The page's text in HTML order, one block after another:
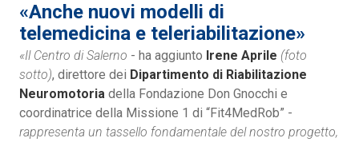
«Anche nuovi modelli di
telemedicina e teleriabilitazione»
«Il Centro di Salerno - ha aggiunto Irene Aprile (foto
sotto), direttore dei Dipartimento di Riabilitazione
Neuromotoria della Fondazione Don Gnocchi e
coordinatrice della Missione 1 di “Fit4MedRob” -
rappresenta un tassello fondamentale del nostro progetto,